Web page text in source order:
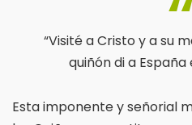
“Visité a Cristo y a su
quiñón di a España
Esta imponente y señorial